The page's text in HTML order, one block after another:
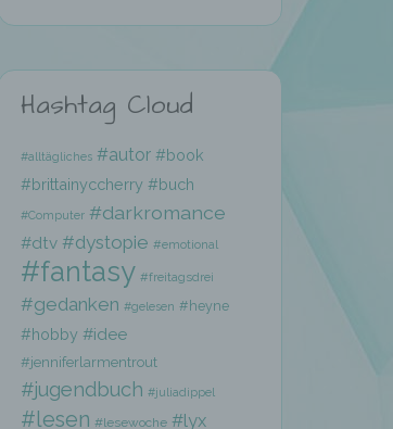
Hashtag Cloud
#alltägliches #autor #book
#brittainyccherry #buch
#Computer #darkromance
#dtv #dystopie #emotional
#fantasy #freitagsdrei
#gedanken #gelesen #heyne
#hobby #idee
#jenniferlarmentrout
#jugendbuch #juliadippel
#lesen #lesewoche #lyx